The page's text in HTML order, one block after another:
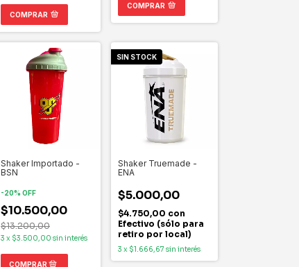
COMPRAR
COMPRAR
Shaker Importado -
BSN
-20% OFF
$10.500,00
$13.200,00
3 x $3.500,00 sin interés
SIN STOCK
Shaker Truemade -
ENA
$5.000,00
$4.750,00 con
Efectivo (sólo para
retiro por local)
3 x $1.666,67 sin interés